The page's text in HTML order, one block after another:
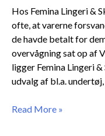
Hos Femina Lingeri &
ofte, at varerne
de havde betalt for
overvågning sat op af
ligger Femina Lingeri
udvalg af bl.a.
Read More »